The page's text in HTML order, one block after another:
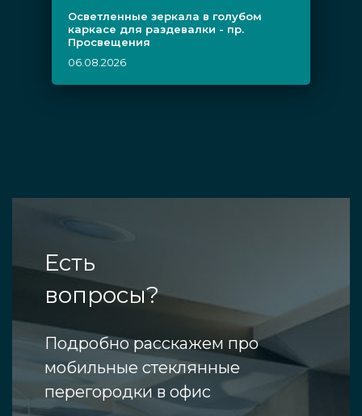
Осветленные зеркала в голубом
каркасе для раздевалки - пр.
Просвещения
06.08.2026
Есть
вопросы?
Подробно расскажем про
мобильные стеклянные
перегородки в офис